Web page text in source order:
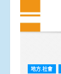
地方.社會